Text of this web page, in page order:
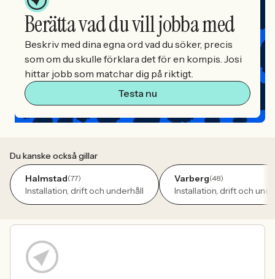
Berätta vad du vill jobba med
Beskriv med dina egna ord vad du söker, precis
som om du skulle förklara det för en kompis. Josi
hittar jobb som matchar dig på riktigt.
Testa nu
Du kanske också gillar
Halmstad(77)
Installation, drift och underhåll
Varberg(48)
Installation, drift och